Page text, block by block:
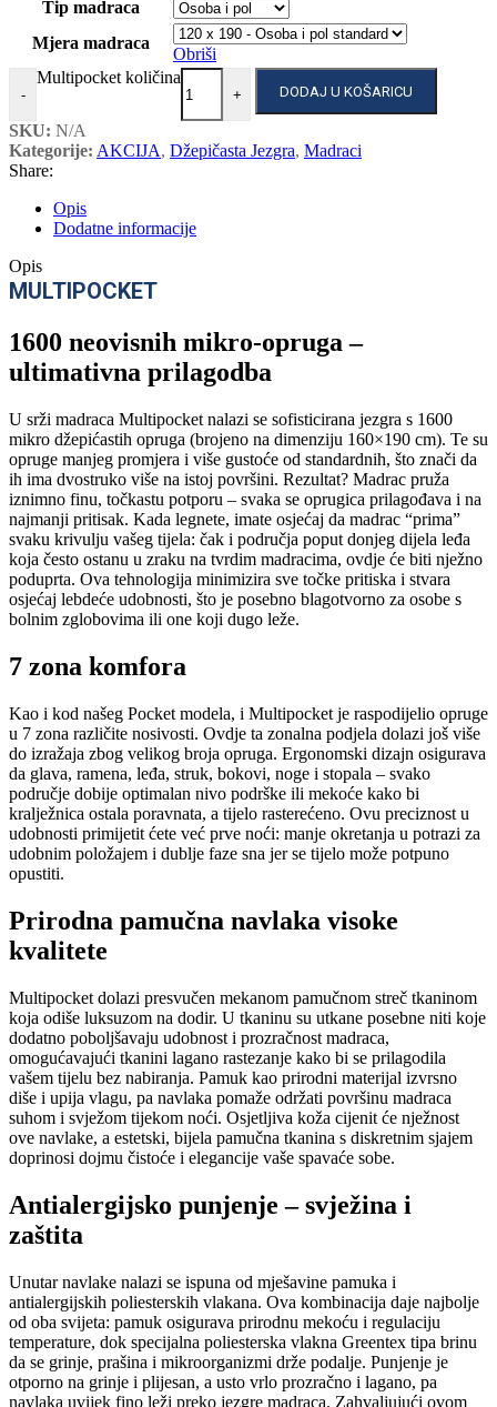
Tip madraca
Mjera madraca
Obriši
-
Multipocket količina
+ DODAJ U KOŠARICU
SKU: N/A
Kategorije: AKCIJA, Džepičasta Jezgra, Madraci
Share:
Opis
Dodatne informacije
Opis
MULTIPOCKET
1600 neovisnih mikro-opruga –
ultimativna prilagodba
U srži madraca Multipocket nalazi se sofisticirana jezgra s 1600
mikro džepićastih opruga (brojeno na dimenziju 160×190 cm). Te su
opruge manjeg promjera i više gustoće od standardnih, što znači da
ih ima dvostruko više na istoj površini. Rezultat? Madrac pruža
iznimno finu, točkastu potporu – svaka se oprugica prilagođava i na
najmanji pritisak. Kada legnete, imate osjećaj da madrac “prima”
svaku krivulju vašeg tijela: čak i područja poput donjeg dijela leđa
koja često ostanu u zraku na tvrdim madracima, ovdje će biti nježno
poduprta. Ova tehnologija minimizira sve točke pritiska i stvara
osjećaj lebdeće udobnosti, što je posebno blagotvorno za osobe s
bolnim zglobovima ili one koji dugo leže.
7 zona komfora
Kao i kod našeg Pocket modela, i Multipocket je raspodijelio opruge
u 7 zona različite nosivosti. Ovdje ta zonalna podjela dolazi još više
do izražaja zbog velikog broja opruga. Ergonomski dizajn osigurava
da glava, ramena, leđa, struk, bokovi, noge i stopala – svako
područje dobije optimalan nivo podrške ili mekoće kako bi
kralježnica ostala poravnata, a tijelo rasterećeno. Ovu preciznost u
udobnosti primijetit ćete već prve noći: manje okretanja u potrazi za
udobnim položajem i dublje faze sna jer se tijelo može potpuno
opustiti.
Prirodna pamučna navlaka visoke
kvalitete
Multipocket dolazi presvučen mekanom pamučnom streč tkaninom
koja odiše luksuzom na dodir. U tkaninu su utkane posebne niti koje
dodatno poboljšavaju udobnost i prozračnost madraca,
omogućavajući tkanini lagano rastezanje kako bi se prilagodila
vašem tijelu bez nabiranja. Pamuk kao prirodni materijal izvrsno
diše i upija vlagu, pa navlaka pomaže održati površinu madraca
suhom i svježom tijekom noći. Osjetljiva koža cijenit će nježnost
ove navlake, a estetski, bijela pamučna tkanina s diskretnim sjajem
doprinosi dojmu čistoće i elegancije vaše spavaće sobe.
Antialergijsko punjenje – svježina i
zaštita
Unutar navlake nalazi se ispuna od mješavine pamuka i
antialergijskih poliesterskih vlakana. Ova kombinacija daje najbolje
od oba svijeta: pamuk osigurava prirodnu mekoću i regulaciju
temperature, dok specijalna poliesterska vlakna Greentex tipa brinu
da se grinje, prašina i mikroorganizmi drže podalje. Punjenje je
otporno na grinje i plijesan, a usto vrlo prozračno i lagano, pa
navlaka uvijek fino leži preko jezgre madraca. Zahvaljujući ovom